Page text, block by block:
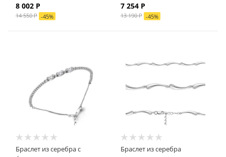
8 002 Р
14 550 Р -45%
7 254 Р
13 190 Р -45%
Браслет из серебра с
Браслет из серебра